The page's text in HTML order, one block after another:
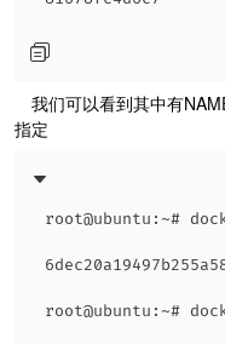
我们可以看到其中有
指定
root@ubuntu:~#
root@ubuntu:~#